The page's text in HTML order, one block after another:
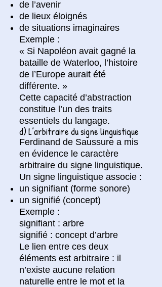
de l’avenir
de lieux éloignés
de situations imaginaires
Exemple :
« Si Napoléon avait gagné la
bataille de Waterloo, l’histoire
de l’Europe aurait été
différente. »
Cette capacité d’abstraction
constitue l’un des traits
essentiels du langage.
d) L’arbitraire du signe linguistique
Ferdinand de Saussure a mis
en évidence le caractère
arbitraire du signe linguistique.
Un signe linguistique associe :
un signifiant (forme sonore)
un signifié (concept)
Exemple :
signifiant : arbre
signifié : concept d’arbre
Le lien entre ces deux
éléments est arbitraire : il
n’existe aucune relation
naturelle entre le mot et la